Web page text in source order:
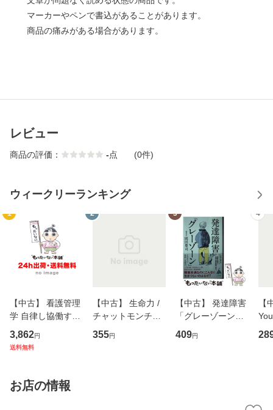
マーカーやペンで書込があることがあります。
商品の痛みがある場合があります。
レビュー
商品の評価： -点 (0件)
ウィークリーランキング
1
【中古】 看護管理
学 自律し協働する
専門職の看護マネ
ジメントスキル 改
恵 藤本幸三 / 南江
堂 [単行
3,862円
送料無料
2
【中古】 生命力 /
チャットモンチー /
キューンレコード
[CD]【メール便送
355円
3
【中古】 発達障害
「グレーゾーン」
その正しい理解と
克服法 (SB新書 57
409円
4
【
のが
お店の情報